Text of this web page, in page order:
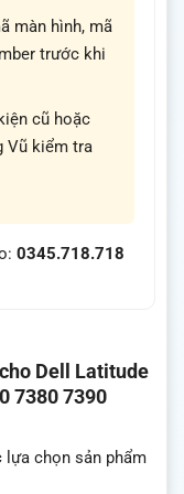
màn hình, mã
trước khi
cũ hoặc
Vũ kiểm tra
0345.718.718
Dell Latitude
7380 7390
lựa chọn sản phẩm